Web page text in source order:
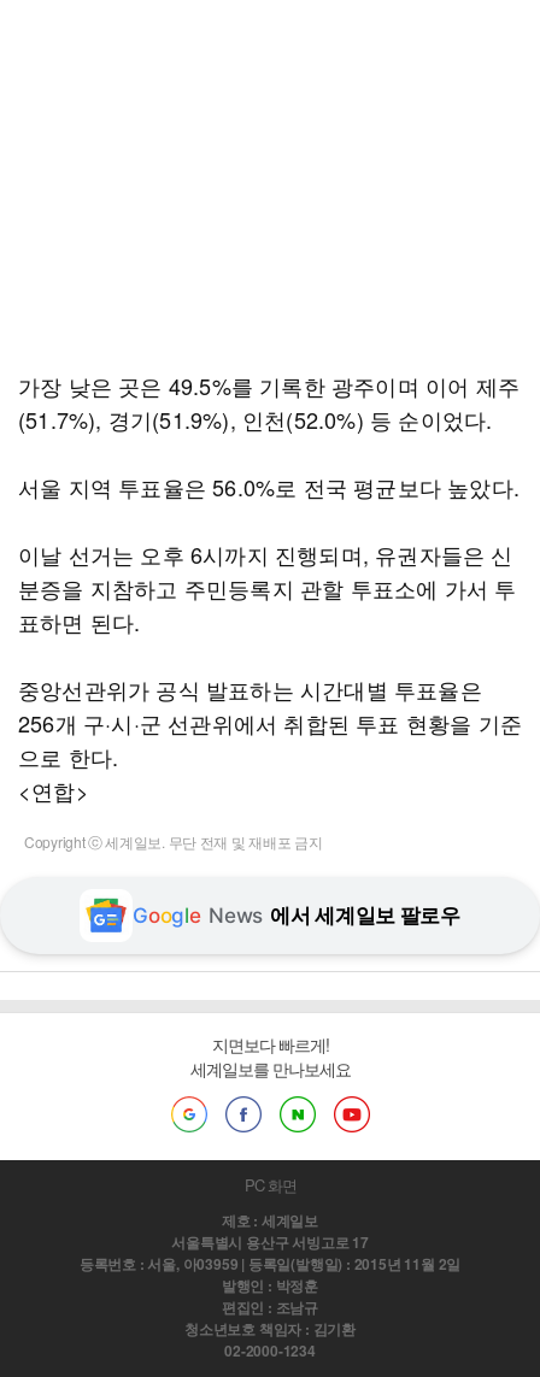
가장 낮은 곳은 49.5%를 기록한 광주이며 이어 제주
(51.7%), 경기(51.9%), 인천(52.0%) 등 순이었다.
서울 지역 투표율은 56.0%로 전국 평균보다 높았다.
이날 선거는 오후 6시까지 진행되며, 유권자들은 신
분증을 지참하고 주민등록지 관할 투표소에 가서 투
표하면 된다.
중앙선관위가 공식 발표하는 시간대별 투표율은
256개 구·시·군 선관위에서 취합된 투표 현황을 기준
으로 한다.
<연합>
Copyright ⓒ 세계일보. 무단 전재 및 재배포 금지
Google News 에서 세계일보 팔로우
지면보다 빠르게!
세계일보를 만나보세요
PC 화면
제호 : 세계일보
서울특별시 용산구 서빙고로 17
등록번호 : 서울, 아03959 | 등록일(발행일) : 2015년 11월 2일
발행인 : 박정훈
편집인 : 조남규
청소년보호 책임자 : 김기환
02-2000-1234